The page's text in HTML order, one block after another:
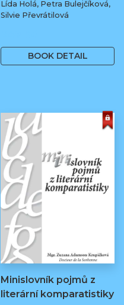
Lída Holá, Petra Bulejčíková,
Silvie Převrátilová
BOOK DETAIL
Minislovník pojmů z
literární komparatistiky